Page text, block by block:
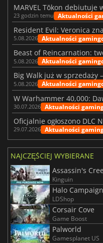
23 godzin temu Aktualności
5.08.2026 Aktualności
5.08.2026 Aktualności
5.08.2026 Aktualności
30.07.2026 Aktualności
Oficjalnie ogłoszono DLC
29.07.2026 Aktualności
NAJCZĘŚCIEJ WYBIERANE
Assassin's
Kinguin
Halo
LDShop
Corsair Cove
Game Boost
Palworld
Gamesplanet US